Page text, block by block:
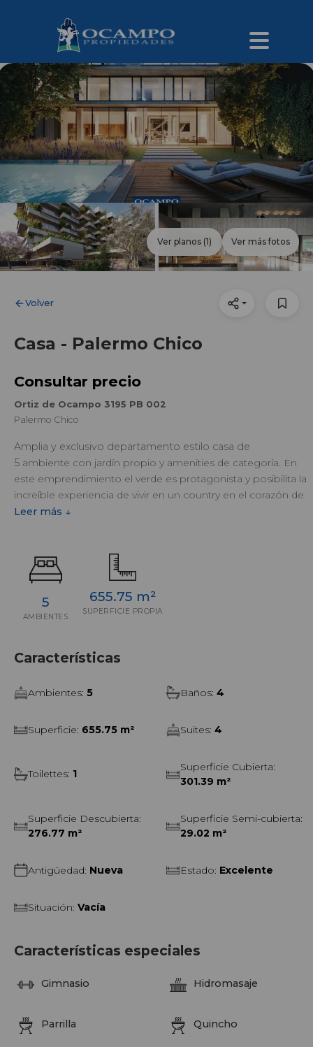
Volver
Casa - Palermo Chico
Ver planos (1) Ver más fotos
Consultar precio
Ortiz de Ocampo 3195 PB 002
Palermo Chico
Amplia y exclusivo departamento estilo casa de
5 ambiente con jardín propio y amenities de categoría. En
este emprendimiento el verde es protagonista y posibilita la
increíble experiencia de vivir en un country en el corazón de
Barrio Parque. Esta unidad de LINE OCAMPO a estrenar
dormitorio de servicio, lavadero y jardines propios.
Leer más ↓
5
AMBIENTES
655.75 m²
SUPERFICIE PROPIA
Características
Ambientes: 5 Baños: 4
Superficie: 655.75 m² Suites: 4
Toilettes: 1
Superficie Cubierta:
301.39 m²
Superficie Descubierta:
276.77 m²
Superficie Semi-cubierta:
29.02 m²
Antigüedad: Nueva Estado: Excelente
Situación: Vacía
Características especiales
Gimnasio Hidromasaje
Parrilla Quincho